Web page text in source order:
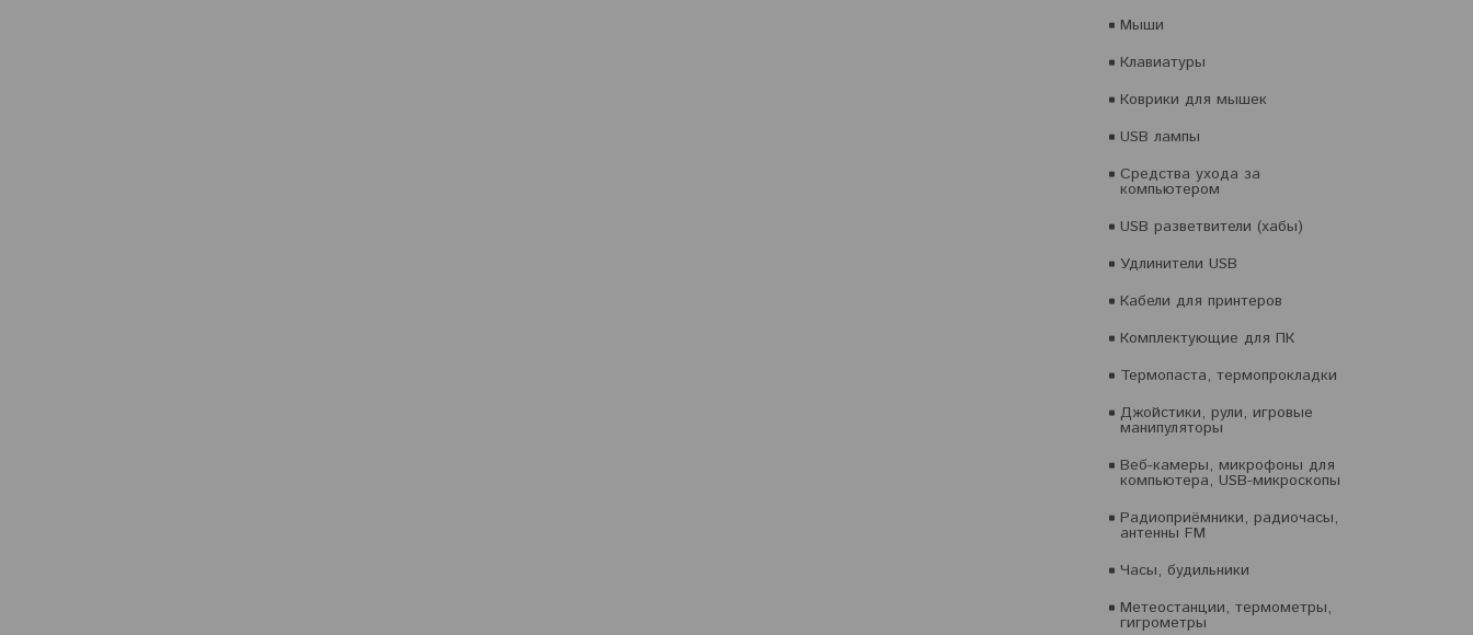
Мыши
Клавиатуры
Коврики для мышек
USB лампы
Средства ухода за
компьютером
USB разветвители (хабы)
Удлинители USB
Кабели для принтеров
Комплектующие для ПК
Термопаста, термопрокладки
Джойстики, рули, игровые
манипуляторы
Веб-камеры, микрофоны для
компьютера, USB-микроскопы
Радиоприёмники, радиочасы,
антенны FM
Часы, будильники
Метеостанции, термометры,
гигрометры